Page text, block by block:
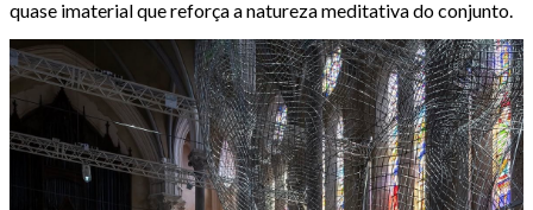
quase imaterial que reforça a natureza meditativa do conjunto.